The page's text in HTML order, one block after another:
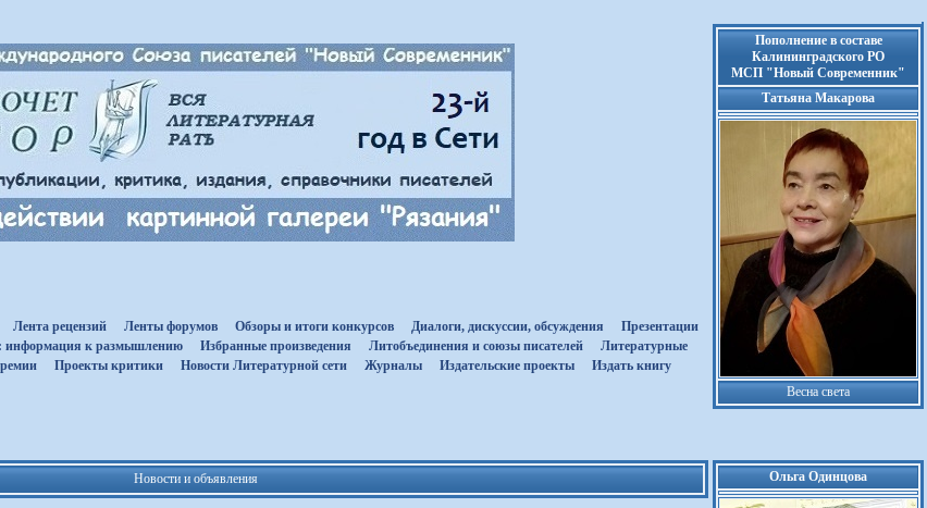
Лента рецензий Ленты форумов Обзоры и итоги конкурсов Диалоги, дискуссии, обсуждения
Презентации
информация к размышлению Избранные произведения Литобъединения и союзы писателей
Литературные
Проекты критики Новости Литературной сети Журналы Издательские проекты Издать книгу
Пополнение в составе
Калининградского РО
МСП "Новый Современник"
Татьяна Макарова
Весна света
Новости и объявления Ольга Одинцова